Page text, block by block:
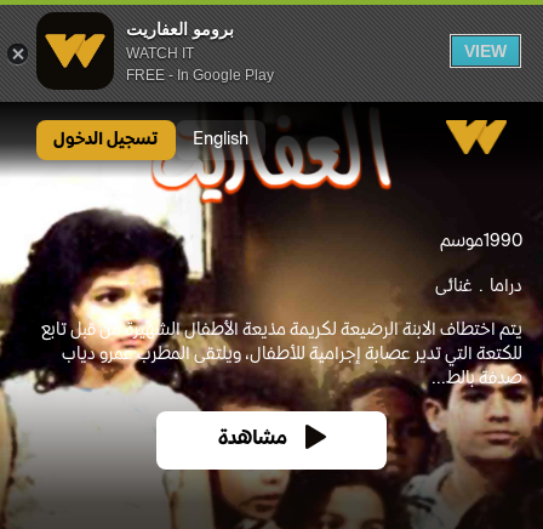
برومو العفاريت
WATCH IT
FREE - In Google Play
VIEW
English تسجيل الدخول
1990موسم
دراما غنائى
يتم اختطاف الابنة الرضيعة لكريمة مذيعة الأطفال الشهيرة من قبل تابع
للكتعة التي تدير عصابة إجرامية للأطفال، ويلتقى المطرب عمرو دياب
صدفة بالط...
مشاهدة